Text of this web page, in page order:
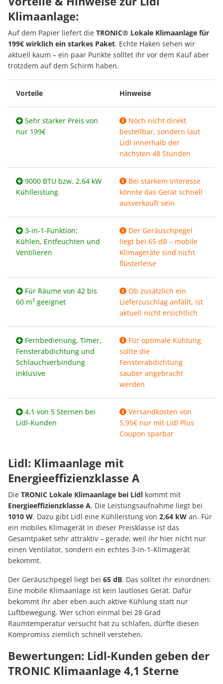
Klimaanlage:
Auf dem Papier liefert die TRONIC® Lokale Klimaanlage für
199€ wirklich ein starkes Paket. Echte Haken sehen wir
aktuell kaum – ein paar Punkte solltet ihr vor dem Kauf aber
trotzdem auf dem Schirm haben.
Vorteile Hinweise
Sehr starker Preis von
nur 199€
Noch nicht direkt
bestellbar, sondern laut
Lidl innerhalb der
nächsten 48 Stunden
9000 BTU bzw. 2,64 kW
Kühlleistung
Bei starkem Interesse
könnte das Gerät schnell
ausverkauft sein
3-in-1-Funktion:
Kühlen, Entfeuchten und
Ventilieren
Der Geräuschpegel
liegt bei 65 dB – mobile
Klimageräte sind nicht
flüsterleise
Für Räume von 42 bis
60 m³ geeignet
Ob zusätzlich ein
Lieferzuschlag anfällt, ist
aktuell nicht ersichtlich
Fernbedienung, Timer,
Fensterabdichtung und
Schlauchverbindung
inklusive
Für optimale Kühlung
sollte die
Fensterabdichtung
sauber angebracht
werden
4,1 von 5 Sternen bei
Lidl-Kunden
Versandkosten von
5,95€ nur mit Lidl Plus
Coupon sparbar
Lidl: Klimaanlage mit
Energieeffizienzklasse A
Die TRONIC Lokale Klimaanlage bei Lidl kommt mit
Energieeffizienzklasse A. Die Leistungsaufnahme liegt bei
1010 W. Dazu gibt Lidl eine Kühlleistung von 2,64 kW an. Für
ein mobiles Klimagerät in dieser Preisklasse ist das
Gesamtpaket sehr attraktiv – gerade, weil ihr hier nicht nur
einen Ventilator, sondern ein echtes 3-in-1-Klimagerät
bekommt.
Der Geräuschpegel liegt bei 65 dB. Das solltet ihr einordnen:
Eine mobile Klimaanlage ist kein lautloses Gerät. Dafür
bekommt ihr aber eben auch aktive Kühlung statt nur
Luftbewegung. Wer schon einmal bei 28 Grad
Raumtemperatur versucht hat zu schlafen, dürfte diesen
Kompromiss ziemlich schnell verstehen.
Bewertungen: Lidl-Kunden geben der
TRONIC Klimaanlage 4,1 Sterne